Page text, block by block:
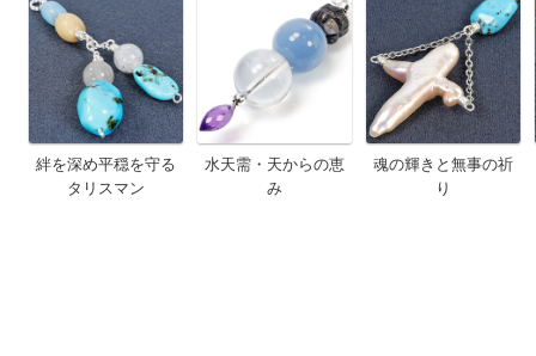
絆を深め平穏を守る
タリスマン
水天需・天からの恵
み
魂の輝きと無事の祈
り